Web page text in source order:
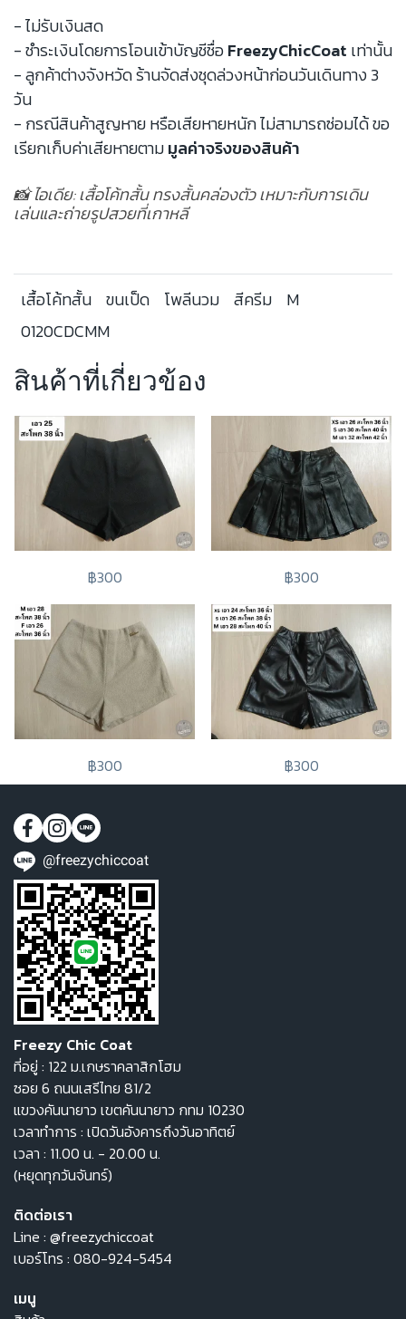
- ไม่รับเงินสด
- ชำระเงินโดยการโอนเข้าบัญชีชื่อFreezyChicCoat เท่านั้น
- ลูกค้าต่างจังหวัด ร้านจัดส่งชุดล่วงหน้าก่อนวันเดินทาง 3
วัน
- กรณีสินค้าสูญหาย หรือเสียหายหนัก ไม่สามารถซ่อมได้ ขอ
เรียกเก็บค่าเสียหายตามมูลค่าจริงของสินค้า
📸 ไอเดีย: เสื้อโค้ทสั้น ทรงสั้นคล่องตัว เหมาะกับการเดิน
เล่นและถ่ายรูปสวยที่เกาหลี
เสื้อโค้ทสั้น ขนเป็ด โพลีนวม สีครีม
M
0120CDCMM
สินค้าที่เกี่ยวข้อง
฿300 ฿300
฿300 ฿300
@freezychiccoat
Freezy Chic Coat
ที่อยู่ : 122 ม.เกษราคลาสิกโฮม
ซอย 6 ถนนเสรีไทย 81/2
แขวงคันนายาว เขตคันนายาว กทม 10230
เวลาทำการ : เปิดวันอังคารถึงวันอาทิตย์
เวลา : 11.00 น. - 20.00 น.
(หยุดทุกวันจันทร์)
ติดต่อเรา
Line : @freezychiccoat
เบอร์โทร : 080-924-5454
เมนู